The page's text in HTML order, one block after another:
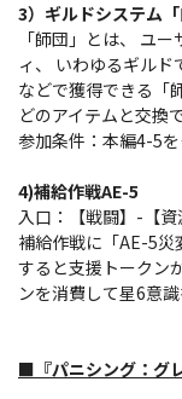
3）ギルドシステム「
「師団」とは、 ユ
ィ、 いわゆるギルド
などで獲得できる「
どのアイテムと交換
参加条件：本編4-5
4)補給作戦AE-5
入口：【戦闘】-【資
補給作戦に「AE-5災
すると支援トークン
ンを消費して星6意識
■『パニシング：グ